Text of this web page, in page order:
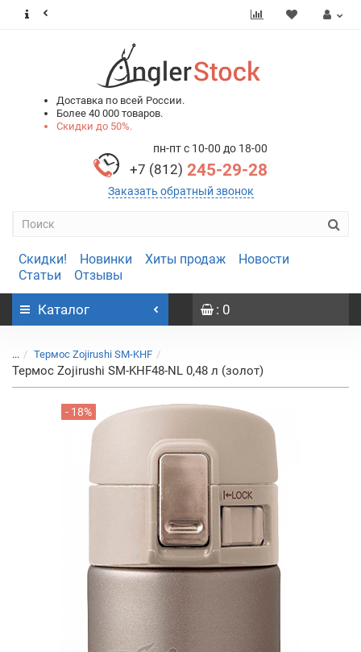
Доставка по всей России.
Более 40 000 товаров.
Скидки до 50%.
пн-пт с 10-00 до 18-00
+7 (812) 245-29-28
Заказать обратный звонок
Скидки! Новинки Хиты продаж
Новости
Статьи
Отзывы
Каталог : 0
... Термос Zojirushi SM-KHF
Термос Zojirushi SM-KHF48-NL 0,48 л (золот)
- 18%